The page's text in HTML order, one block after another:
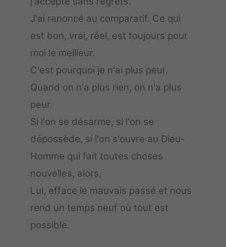
J'ai renoncé au comparatif. Ce qui
est bon, vrai, réel, est toujours pour
moi le meilleur.
C'est pourquoi je n'ai plus peur.
Quand on n'a plus rien, on n'a plus
peur.
Si l'on se désarme, si l'on se
dépossède, si l'on s'ouvre au Dieu-
Homme qui fait toutes choses
nouvelles, alors,
Lui, efface le mauvais passé et nous
rend un temps neuf où tout est
possible.